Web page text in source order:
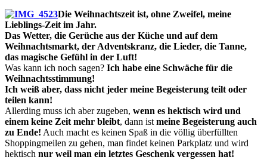
Die Weihnachtszeit ist, ohne Zweifel, meine
Lieblings-Zeit im Jahr.
Das Wetter, die Gerüche aus der Küche und auf dem
Weihnachtsmarkt, der Adventskranz, die Lieder, die Tanne,
das magische Gefühl in der Luft!
Was kann ich noch sagen? Ich habe eine Schwäche für die
Weihnachtsstimmung!
Ich weiß aber, dass nicht jeder meine Begeisterung teilt oder
teilen kann!
Allerding muss ich aber zugeben, wenn es hektisch wird und
einem keine Zeit mehr bleibt, dann ist meine Begeisterung auch
zu Ende! Auch macht es keinen Spaß in die völlig überfüllten
Shoppingmeilen zu gehen, man findet keinen Parkplatz und wird
hektisch nur weil man ein letztes Geschenk vergessen hat!